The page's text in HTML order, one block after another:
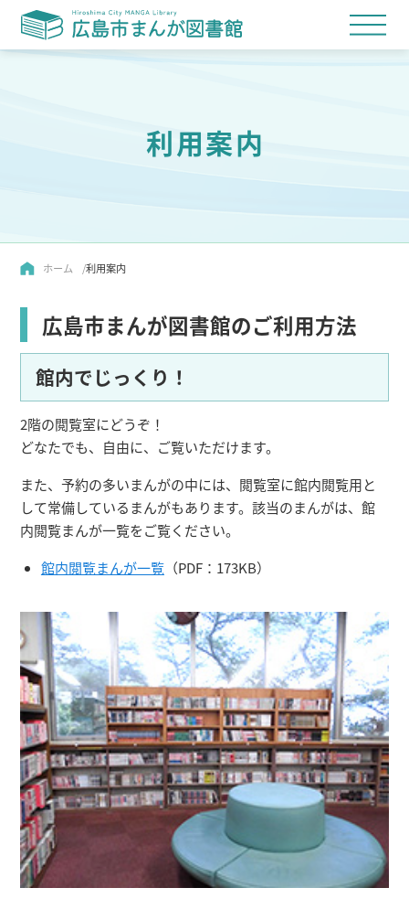
利用案内
ホーム 利用案内
広島市まんが図書館のご利用方法
館内でじっくり！
2階の閲覧室にどうぞ！
どなたでも、自由に、ご覧いただけます。
また、予約の多いまんがの中には、閲覧室に館内閲覧用と
して常備しているまんがもあります。該当のまんがは、館
内閲覧まんが一覧をご覧ください。
館内閲覧まんが一覧（PDF：173KB）